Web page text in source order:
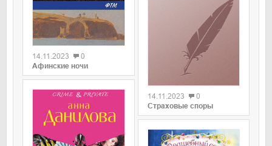
0
14.11.2023
0
Афинские ночи
14.11.2023
0
Страховые споры